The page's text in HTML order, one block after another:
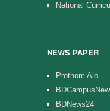
National
NEWS PAPER
Prothom Alo
BDNews24